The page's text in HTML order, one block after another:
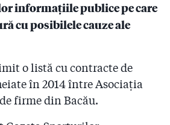
două ori un dosar penal cu
pompierilor! Judecătorul:
vinovății în lanțul cauzal al
Arafat știa de sponsorizări! Cum
și ce spune șeful suprem al ISU
informațiile publice pe care
cu posibilele cauze ale
o listă cu contracte de
în 2014 între Asociația
firme din Bacău.